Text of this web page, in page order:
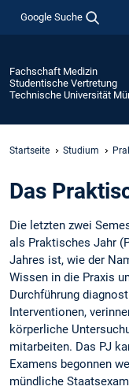
Google Suche
Fachschaft Medizin
Studentische Vertretung
Technische Universität
Startseite Studium
Das
Die letzten zwei
als Praktisches Jahr
Jahres ist, wie der
Wissen in die Praxis
Durchführung
Interventionen,
körperliche
mitarbeiten. Das PJ
Examens begonnen
mündliche